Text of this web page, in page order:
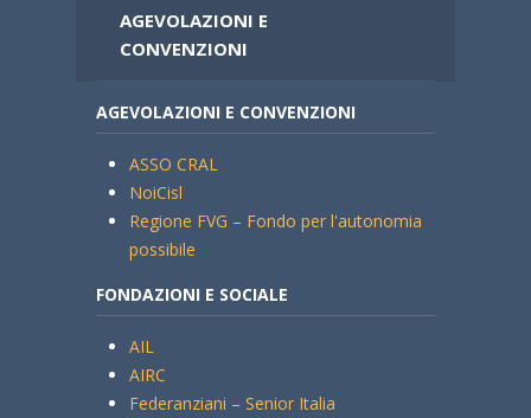
AGEVOLAZIONI E
CONVENZIONI
AGEVOLAZIONI E CONVENZIONI
ASSO CRAL
NoiCisl
Regione FVG – Fondo per l'autonomia
possibile
FONDAZIONI E SOCIALE
AIL
AIRC
Federanziani – Senior Italia